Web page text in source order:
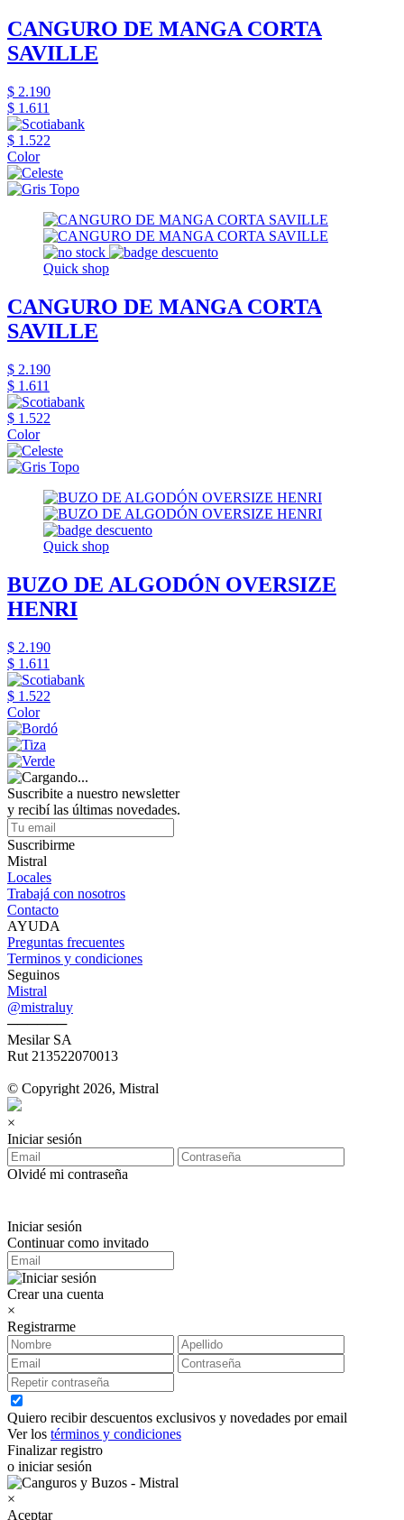
CANGURO DE MANGA CORTA
SAVILLE
$ 2.190
$ 1.611
$ 1.522
Color
Quick shop
CANGURO DE MANGA CORTA
SAVILLE
$ 2.190
$ 1.611
$ 1.522
Color
Quick shop
BUZO DE ALGODÓN OVERSIZE
HENRI
$ 2.190
$ 1.611
$ 1.522
Color
Suscribite a nuestro newsletter
y recibí las últimas novedades.
Suscribirme
Mistral
Locales
Trabajá con nosotros
Contacto
AYUDA
Preguntas frecuentes
Terminos y condiciones
Seguinos
Mistral
@mistraluy
──────
Mesilar SA
Rut 213522070013
© Copyright 2026, Mistral
×
Iniciar sesión
Olvidé mi contraseña
Iniciar sesión
Continuar como invitado
Crear una cuenta
×
Registrarme
Quiero recibir descuentos exclusivos y novedades por email
Ver los términos y condiciones
Finalizar registro
o iniciar sesión
×
Aceptar